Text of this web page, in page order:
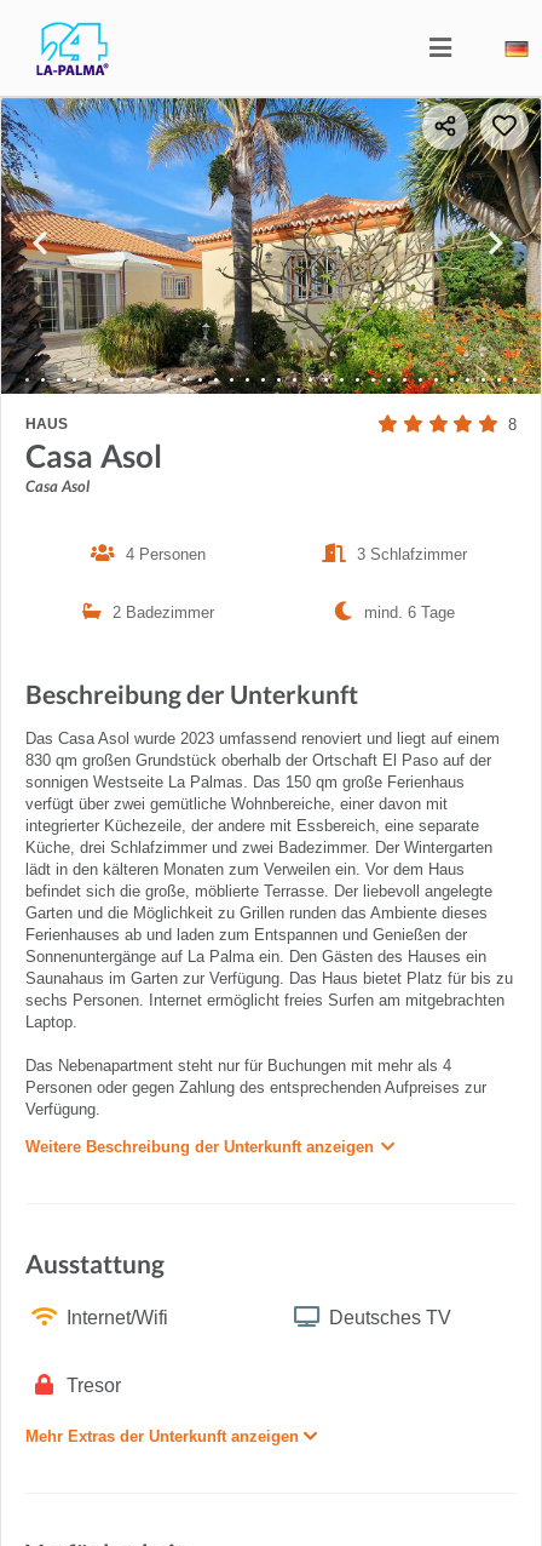
HAUS 8
Casa Asol
Casa Asol
4 Personen 3 Schlafzimmer
2 Badezimmer mind. 6 Tage
Beschreibung der Unterkunft
Das Casa Asol wurde 2023 umfassend renoviert und liegt auf einem
830 qm großen Grundstück oberhalb der Ortschaft El Paso auf der
sonnigen Westseite La Palmas. Das 150 qm große Ferienhaus
verfügt über zwei gemütliche Wohnbereiche, einer davon mit
integrierter Küchezeile, der andere mit Essbereich, eine separate
Küche, drei Schlafzimmer und zwei Badezimmer. Der Wintergarten
lädt in den kälteren Monaten zum Verweilen ein. Vor dem Haus
befindet sich die große, möblierte Terrasse. Der liebevoll angelegte
Garten und die Möglichkeit zu Grillen runden das Ambiente dieses
Ferienhauses ab und laden zum Entspannen und Genießen der
Sonnenuntergänge auf La Palma ein. Den Gästen des Hauses ein
Saunahaus im Garten zur Verfügung. Das Haus bietet Platz für bis zu
sechs Personen. Internet ermöglicht freies Surfen am mitgebrachten
Laptop.
Das Nebenapartment steht nur für Buchungen mit mehr als 4
Personen oder gegen Zahlung des entsprechenden Aufpreises zur
Verfügung.
Weitere Beschreibung der Unterkunft anzeigen
Ausstattung
Internet/Wifi Deutsches TV
Tresor
Mehr Extras der Unterkunft anzeigen